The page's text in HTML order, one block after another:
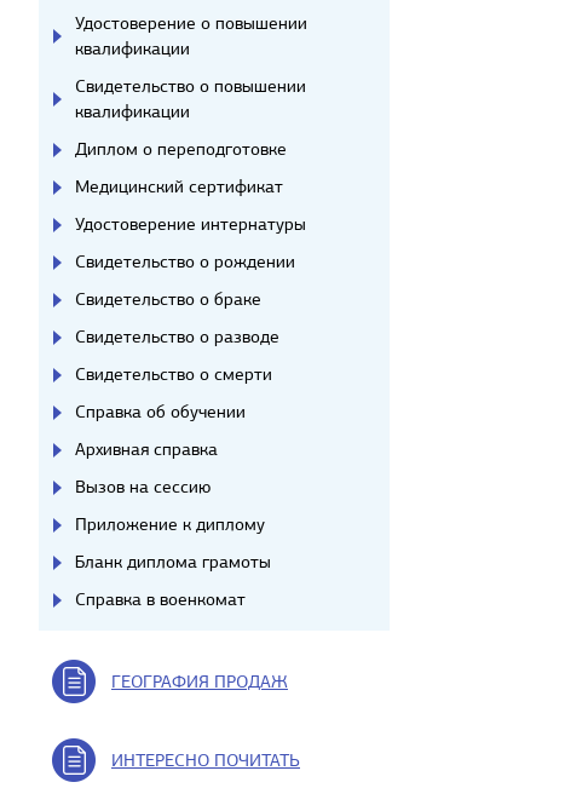
Удостоверение о повышении
квалификации
Свидетельство о повышении
квалификации
Диплом о переподготовке
Медицинский сертификат
Удостоверение интернатуры
Свидетельство о рождении
Свидетельство о браке
Свидетельство о разводе
Свидетельство о смерти
Справка об обучении
Архивная справка
Вызов на сессию
Приложение к диплому
Бланк диплома грамоты
Справка в военкомат
ГЕОГРАФИЯ ПРОДАЖ
ИНТЕРЕСНО ПОЧИТАТЬ